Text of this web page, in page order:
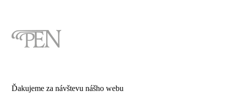
Ďakujeme za návštevu nášho webu